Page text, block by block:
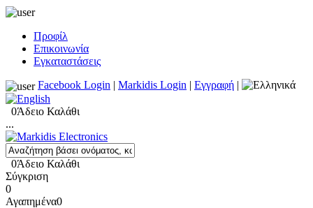
Προφίλ
Επικοινωνία
Εγκαταστάσεις
Facebook Login | Markidis Login | Εγγραφή |
0Άδειο Καλάθι
...
0Άδειο Καλάθι
Σύγκριση
0
Αγαπημένα0